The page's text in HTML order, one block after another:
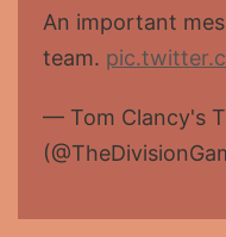
An important
team.
— Tom Clancy's